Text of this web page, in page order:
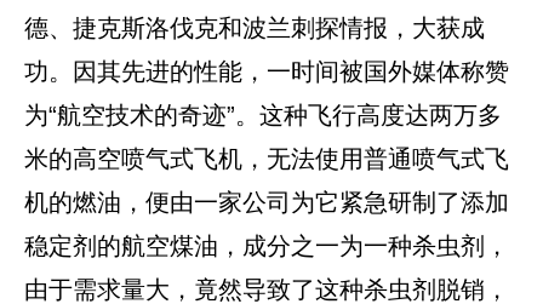
德、捷克斯洛伐克和波兰刺探情报，大获成
功。因其先进的性能，一时间被国外媒体称赞
为“航空技术的奇迹”。这种飞行高度达两万多
米的高空喷气式飞机，无法使用普通喷气式飞
机的燃油，便由一家公司为它紧急研制了添加
稳定剂的航空煤油，成分之一为一种杀虫剂，
由于需求量大，竟然导致了这种杀虫剂脱销，